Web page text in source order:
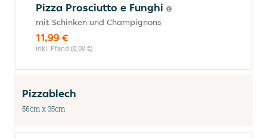
Pizza Prosciutto e Funghi
mit Schinken und Champignons
11,99 €
inkl. Pfand (0,00 €)
Pizzablech
56cm x 35cm